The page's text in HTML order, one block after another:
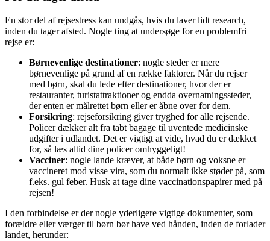
En stor del af rejsestress kan undgås, hvis du laver lidt research,
inden du tager afsted. Nogle ting at undersøge for en problemfri
rejse er:
Børnevenlige destinationer: nogle steder er mere
børnevenlige på grund af en række faktorer. Når du rejser
med børn, skal du lede efter destinationer, hvor der er
restauranter, turistattraktioner og endda overnatningssteder,
der enten er målrettet børn eller er åbne over for dem.
Forsikring: rejseforsikring giver tryghed for alle rejsende.
Policer dækker alt fra tabt bagage til uventede medicinske
udgifter i udlandet. Det er vigtigt at vide, hvad du er dækket
for, så læs altid dine policer omhyggeligt!
Vacciner: nogle lande kræver, at både børn og voksne er
vaccineret mod visse vira, som du normalt ikke støder på, som
f.eks. gul feber. Husk at tage dine vaccinationspapirer med på
rejsen!
I den forbindelse er der nogle yderligere vigtige dokumenter, som
forældre eller værger til børn bør have ved hånden, inden de forlader
landet, herunder: